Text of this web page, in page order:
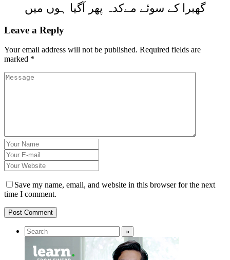
گھبرا کے سوئے مےکدہ پھر آگیا ہوں میں
Leave a Reply
Your email address will not be published. Required fields are
marked *
Save my name, email, and website in this browser for the next
time I comment.